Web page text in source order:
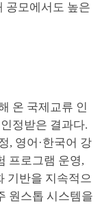
공모에서도 높은
온 국제교류 인
정받은 결과다.
, 영어·한국어 강
프로그램 운영,
기반을 지속적으
원스톱 시스템을